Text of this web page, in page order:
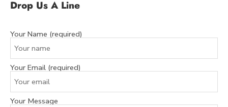
Drop Us A Line
Your Name (required)
Your Email (required)
Your Message